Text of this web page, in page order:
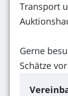
Transport
Gerne
Schätze